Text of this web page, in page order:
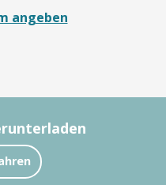
angeben